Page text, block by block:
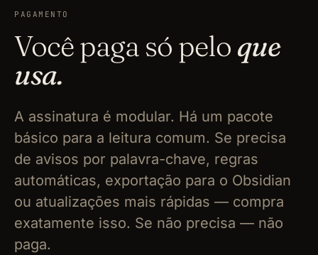
PAGAMENTO
Você paga só pelo que
usa.
A assinatura é modular. Há um pacote
básico para a leitura comum. Se precisa
de avisos por palavra-chave, regras
automáticas, exportação para o Obsidian
ou atualizações mais rápidas — compra
exatamente isso. Se não precisa — não
paga.